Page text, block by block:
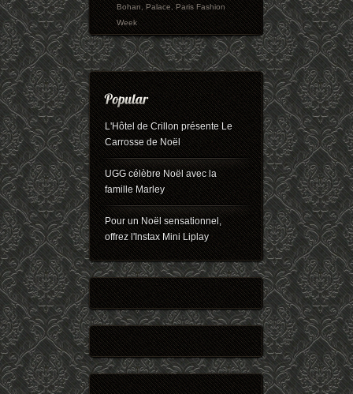
Bohan,Palace,Paris Fashion
Week
L'Hôtel de Crillon présente Le
Carrosse de Noël
UGG célèbre Noël avec la
famille Marley
Pour un Noël sensationnel,
offrez l'Instax Mini Liplay